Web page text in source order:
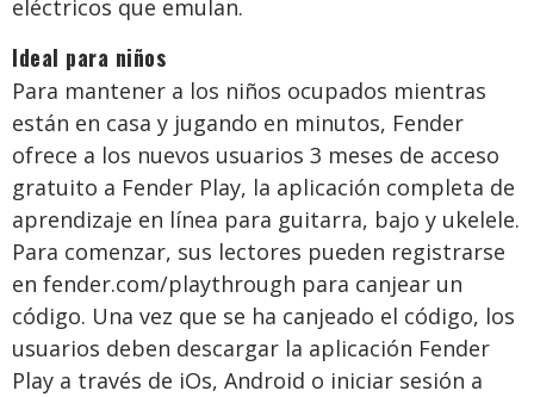
eléctricos que emulan.
Ideal para niños
Para mantener a los niños ocupados mientras
están en casa y jugando en minutos, Fender
ofrece a los nuevos usuarios 3 meses de acceso
gratuito a Fender Play, la aplicación completa de
aprendizaje en línea para guitarra, bajo y ukelele.
Para comenzar, sus lectores pueden registrarse
en fender.com/playthrough para canjear un
código. Una vez que se ha canjeado el código, los
usuarios deben descargar la aplicación Fender
Play a través de iOs, Android o iniciar sesión a